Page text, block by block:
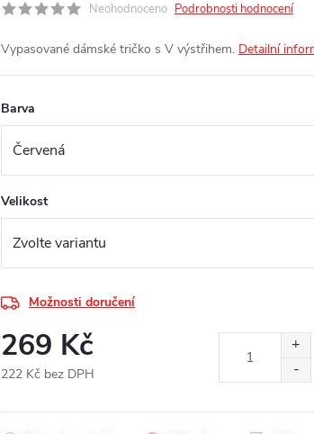
Neohodnoceno Podrobnosti hodnocení
Vypasované dámské tričko s V výstřihem. Detailní
Barva
Velikost
Možnosti doručení
269 Kč
222 Kč bez DPH
cena: